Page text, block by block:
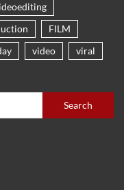
FILM
video
viral